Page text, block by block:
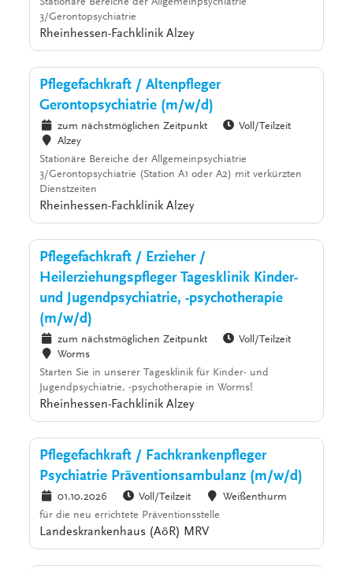
Stationäre Bereiche der Allgemeinpsychiatrie
3/Gerontopsychiatrie
Rheinhessen-Fachklinik Alzey
Pflegefachkraft / Altenpfleger
Gerontopsychiatrie (m/w/d)
zum nächstmöglichen Zeitpunkt
Voll/Teilzeit
Alzey
Stationäre Bereiche der Allgemeinpsychiatrie
3/Gerontopsychiatrie (Station A1 oder A2) mit verkürzten
Dienstzeiten
Rheinhessen-Fachklinik Alzey
Pflegefachkraft / Erzieher /
Heilerziehungspfleger Tagesklinik Kinder-
und Jugendpsychiatrie, -psychotherapie
(m/w/d)
zum nächstmöglichen Zeitpunkt
Voll/Teilzeit
Worms
Starten Sie in unserer Tagesklinik für Kinder- und
Jugendpsychiatrie, -psychotherapie in Worms!
Rheinhessen-Fachklinik Alzey
Pflegefachkraft / Fachkrankenpfleger
Psychiatrie Präventionsambulanz (m/w/d)
01.10.2026 Voll/Teilzeit
Weißenthurm
für die neu errichtete Präventionsstelle
Landeskrankenhaus (AöR) MRV